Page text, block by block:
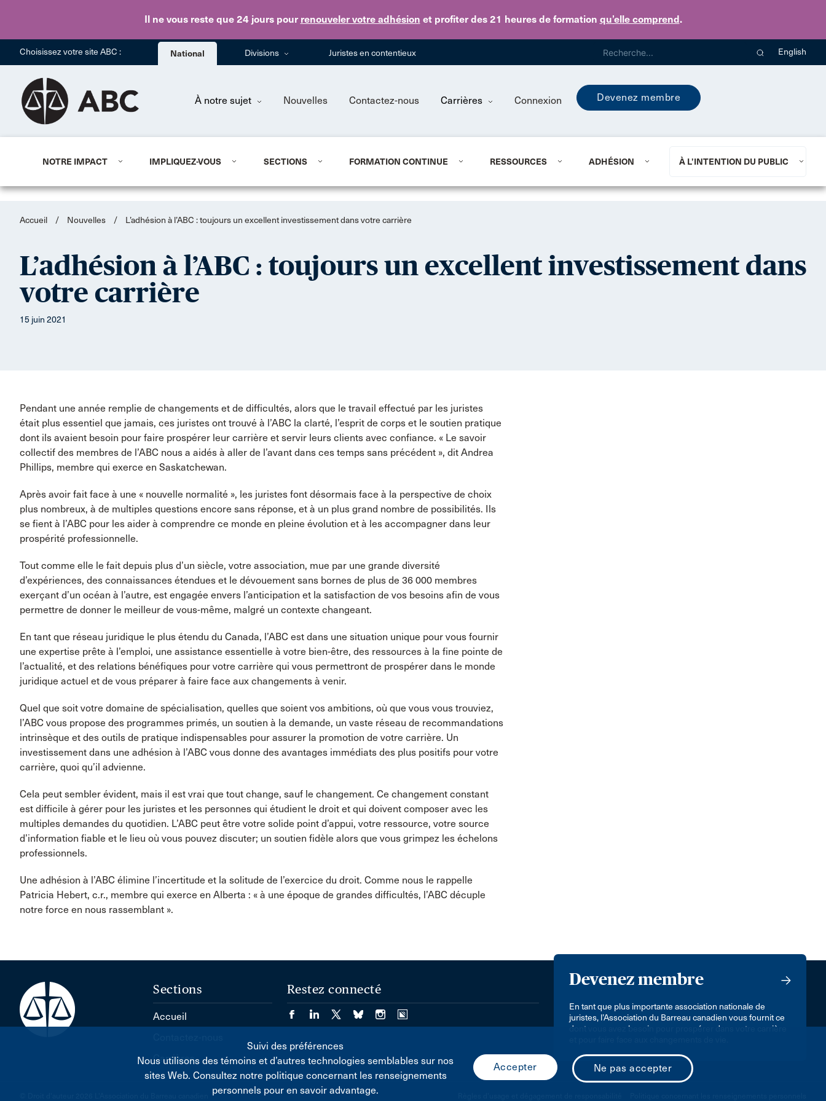
Il ne vous reste que 24 jourspour renouveler votre adhésion et profiter des 21 heures de formation qu’elle comprend.
Skip to main content
Choisissez votre site ABC : National Divisions Juristes en contentieux English
À notre sujet Nouvelles Contactez-nous Carrières Connexion Devenez membre
NOTRE IMPACT IMPLIQUEZ-VOUS SECTIONS FORMATION CONTINUE RESSOURCES ADHÉSION À L’INTENTION DU PUBLIC
Accueil / Nouvelles / L’adhésion à l’ABC : toujours un excellent investissement dans votre carrière
L’adhésion à l’ABC : toujours un excellent investissement dans
votre carrière
15 juin 2021
Pendant une année remplie de changements et de difficultés, alors que le travail effectué par les juristes
était plus essentiel que jamais, ces juristes ont trouvé à l’ABC la clarté, l’esprit de corps et le soutien pratique
dont ils avaient besoin pour faire prospérer leur carrière et servir leurs clients avec confiance. « Le savoir
collectif des membres de l’ABC nous a aidés à aller de l’avant dans ces temps sans précédent », dit Andrea
Phillips, membre qui exerce en Saskatchewan.
Après avoir fait face à une « nouvelle normalité », les juristes font désormais face à la perspective de choix
plus nombreux, à de multiples questions encore sans réponse, et à un plus grand nombre de possibilités. Ils
se fient à l’ABC pour les aider à comprendre ce monde en pleine évolution et à les accompagner dans leur
prospérité professionnelle.
Tout comme elle le fait depuis plus d’un siècle, votre association, mue par une grande diversité
d’expériences, des connaissances étendues et le dévouement sans bornes de plus de 36 000 membres
exerçant d’un océan à l’autre, est engagée envers l’anticipation et la satisfaction de vos besoins afin de vous
permettre de donner le meilleur de vous-même, malgré un contexte changeant.
En tant que réseau juridique le plus étendu du Canada, l’ABC est dans une situation unique pour vous fournir
une expertise prête à l’emploi, une assistance essentielle à votre bien-être, des ressources à la fine pointe de
l’actualité, et des relations bénéfiques pour votre carrière qui vous permettront de prospérer dans le monde
juridique actuel et de vous préparer à faire face aux changements à venir.
Quel que soit votre domaine de spécialisation, quelles que soient vos ambitions, où que vous vous trouviez,
l’ABC vous propose des programmes primés, un soutien à la demande, un vaste réseau de recommandations
intrinsèque et des outils de pratique indispensables pour assurer la promotion de votre carrière. Un
investissement dans une adhésion à l’ABC vous donne des avantages immédiats des plus positifs pour votre
carrière, quoi qu’il advienne.
Cela peut sembler évident, mais il est vrai que tout change, sauf le changement. Ce changement constant
est difficile à gérer pour les juristes et les personnes qui étudient le droit et qui doivent composer avec les
multiples demandes du quotidien. L’ABC peut être votre solide point d’appui, votre ressource, votre source
d’information fiable et le lieu où vous pouvez discuter; un soutien fidèle alors que vous grimpez les échelons
professionnels.
Une adhésion à l’ABC élimine l’incertitude et la solitude de l’exercice du droit. Comme nous le rappelle
Patricia Hebert, c.r., membre qui exerce en Alberta : « à une époque de grandes difficultés, l’ABC décuple
notre force en nous rassemblant ».
Devenez membre
En tant que plus importante association nationale de
juristes, l’Association du Barreau canadien vous fournit ce
dont vous avez besoin pour prospérer dans votre carrière
Sections
Accueil
Carrières
Restez connecté
Suivi des préférences
Nous utilisons des témoins et d’autres technologies semblables sur nos
sites Web. Consultez notre politique concernant les renseignements
personnels pour en savoir advantage.